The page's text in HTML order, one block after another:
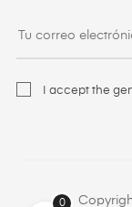
I accept the
0